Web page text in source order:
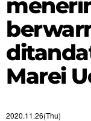
Marei
2020.11.26(Thu)